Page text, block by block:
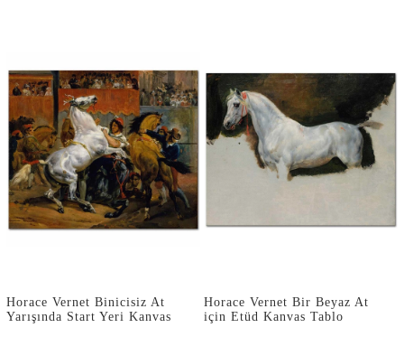
Horace Vernet Binicisiz At
Yarışında Start Yeri Kanvas
Horace Vernet Bir Beyaz At
için Etüd Kanvas Tablo